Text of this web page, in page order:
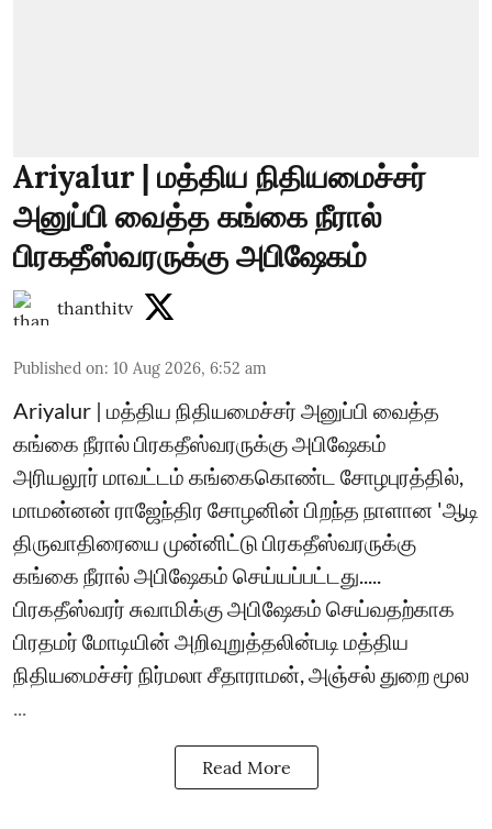
Ariyalur | மத்திய நிதியமைச்சர்
அனுப்பி வைத்த கங்கை நீரால்
பிரகதீஸ்வரருக்கு அபிஷேகம்
thanthitv
Published on: 10 Aug 2026, 6:52 am
Ariyalur | மத்திய நிதியமைச்சர் அனுப்பி வைத்த
கங்கை நீரால் பிரகதீஸ்வரருக்கு அபிஷேகம்
அரியலூர் மாவட்டம் கங்கைகொண்ட சோழபுரத்தில்,
மாமன்னன் ராஜேந்திர சோழனின் பிறந்த நாளான 'ஆடி
திருவாதிரையை முன்னிட்டு பிரகதீஸ்வரருக்கு
கங்கை நீரால் அபிஷேகம் செய்யப்பட்டது.....
பிரகதீஸ்வரர் சுவாமிக்கு அபிஷேகம் செய்வதற்காக
பிரதமர் மோடியின் அறிவுறுத்தலின்படி மத்திய
நிதியமைச்சர் நிர்மலா சீதாராமன், அஞ்சல் துறை மூல
...
Read More